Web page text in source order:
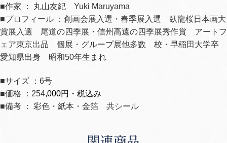
■作家 ： 丸山友紀 Yuki Maruyama
■プロフィール ：創画会展入選・春季展入選 臥龍桜日本画大
賞展入選 尾道の四季展・信州高遠の四季展秀作賞 アートフ
ェア東京出品 個展・グループ展他多数 校・早稲田大学卒
愛知県出身 昭和50年生まれ
■サイズ ：6号
■価格 ：254,000円・税込み
■備考 ： 彩色・紙本・金箔 共シール